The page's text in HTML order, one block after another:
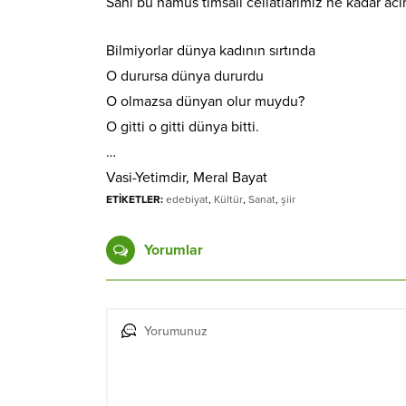
Bilmiyorlar dünya kadının sırtında
O durursa dünya dururdu
O olmazsa dünyan olur muydu?
O gitti o gitti dünya bitti.
…
Vasi-Yetimdir, Meral Bayat
ETİKETLER: edebiyat, Kültür, Sanat, şiir
Yorumlar